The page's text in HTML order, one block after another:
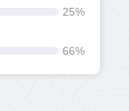
25%
66%